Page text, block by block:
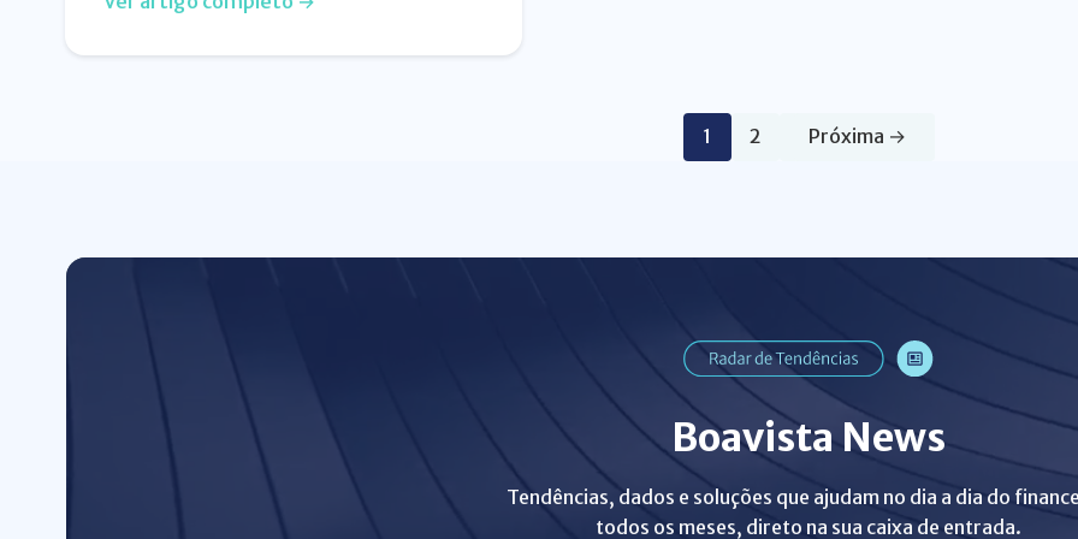
1 2 Próxima →
Boavista News
Tendências, dados e soluções que ajudam no dia a dia do
todos os meses, direto na sua caixa de entrada.